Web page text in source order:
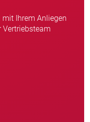
mit Ihrem Anliegen
Vertriebsteam